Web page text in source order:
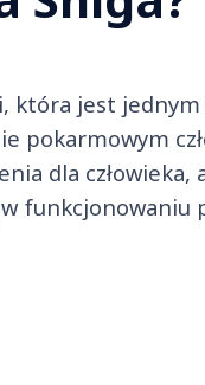
która jest jednym
pokarmowym
dla człowieka,
funkcjonowaniu